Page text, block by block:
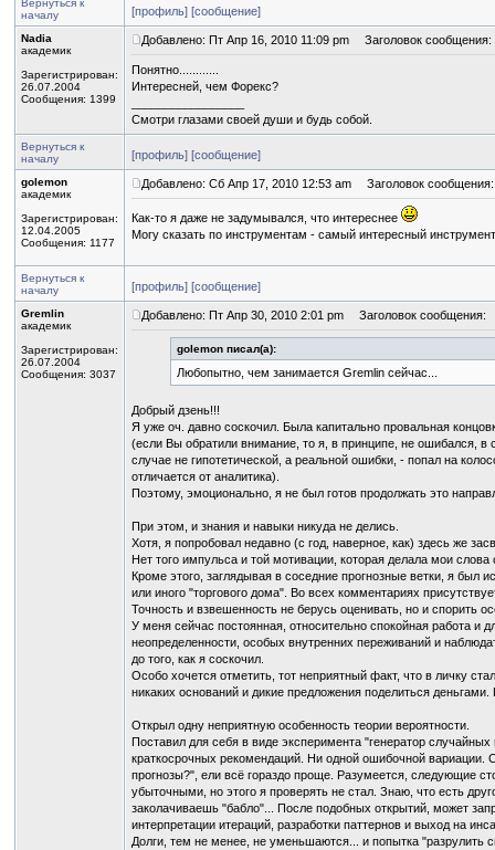
Вернуться к
началу
[профиль] [сообщение]
Nadia
академик
Зарегистрирован:
26.07.2004
Сообщения: 1399
Добавлено: Пт Апр 16, 2010 11:09 pm Заголовок сообщения:
Понятно............
Интересней, чем Форекс?
Смотри глазами своей души и будь собой.
Вернуться к
началу
[профиль] [сообщение]
golemon
академик
Зарегистрирован:
12.04.2005
Сообщения: 1177
Добавлено: Сб Апр 17, 2010 12:53 am Заголовок сообщения:
Как-то я даже не задумывался, что интереснее
Могу сказать по инструментам - самый интересный
Вернуться к
началу
[профиль] [сообщение]
Gremlin
академик
Зарегистрирован:
26.07.2004
Сообщения: 3037
Добавлено: Пт Апр 30, 2010 2:01 pm Заголовок сообщения:
golemon писал(а):
Любопытно, чем занимается Gremlin сейчас...
Добрый дзень!!!
Я уже оч. давно соскочил. Была капитально провальная
(если Вы обратили внимание, то я, в принципе, не ошибался, в
случае не гипотетической, а реальной ошибки, - попал на
отличается от аналитика).
Поэтому, эмоционально, я не был готов продолжать это
При этом, и знания и навыки никуда не делись.
Хотя, я попробовал недавно (с год, наверное, как) здесь же
Нет того импульса и той мотивации, которая делала мои
Кроме этого, заглядывая в соседние прогнозные ветки, я был
или иного "торгового дома". Во всех комментариях
Точность и взвешенность не берусь оценивать, но и спорить
У меня сейчас постоянная, относительно спокойная работа и
неопределенности, особых внутренних переживаний и
до того, как я соскочил.
Особо хочется отметить, тот неприятный факт, что в личку
никаких оснований и дикие предложения поделиться
Открыл одну неприятную особенность теории вероятности.
Поставил для себя в виде эксперимента "генератор
краткосрочных рекомендаций. Ни одной ошибочной вариации.
прогнозы?", ели всё гораздо проще. Разумеется, следующие
убыточными, но этого я проверять не стал. Знаю, что есть
заколачиваешь "бабло"... После подобных открытий, может
интерпретации итераций, разработки паттернов и выход на
Долги, тем не менее, не уменьшаются... и попытка "разрулить